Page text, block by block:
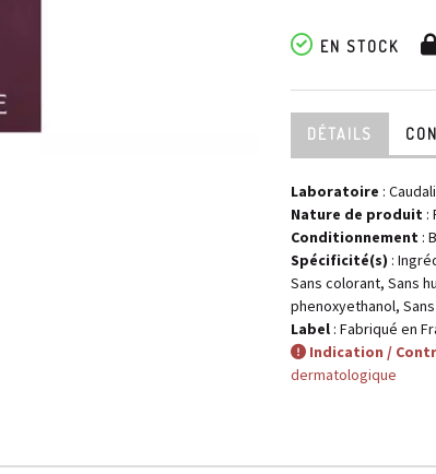
EN STOCK
DÉTAILS
Laboratoire :
Nature de produit :
Conditionnement :
Spécificité(s) :
Sans colorant, Sans
phenoxyethanol,
Label : Fabriqué en
Indication /
dermatologique